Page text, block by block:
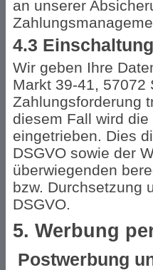
an unserer
4.3
Wir geben Ihre
Markt 39-41, 57072
Zahlungsforderung
diesem Fall wird
eingetrieben. Dies
DSGVO sowie der
überwiegenden
bzw. Durchsetzung
DSGVO.
5. Werbung
Postwerbung